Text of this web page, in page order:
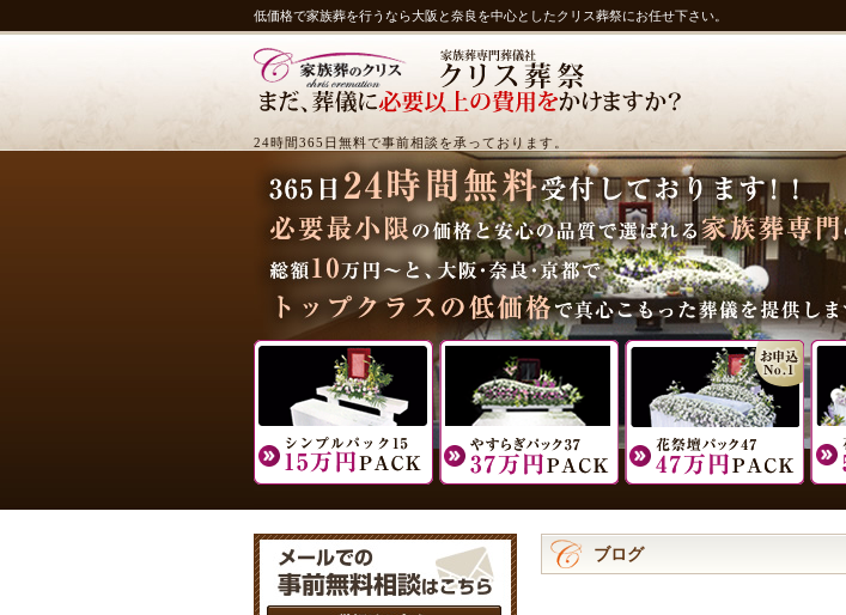
低価格で家族葬を行うなら大阪と奈良を中心としたクリス葬祭にお任せ下さい。
24時間365日無料で事前相談を承っております。
ブログ